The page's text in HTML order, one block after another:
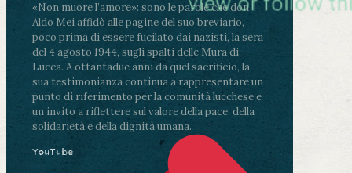
«Non muore l’amore»: sono le parole che don
Aldo Mei affidò alle pagine del suo breviario,
poco prima di essere fucilato dai nazisti, la sera
del 4 agosto 1944, sugli spalti delle Mura di
Lucca. A ottantadue anni da quel sacrificio, la
sua testimonianza continua a rappresentare un
punto di riferimento per la comunità lucchese e
un invito a riflettere sul valore della pace, della
solidarietà e della dignità umana.
YouTube